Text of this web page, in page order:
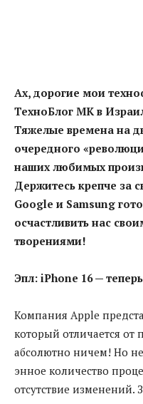
Ах, дорогие мои
ТехноБлог МК в
Тяжелые времена на
очередного
наших любимых
Держитесь крепче за
Google и Samsung
осчастливить нас
творениями!
Эпл: iPhone 16 —
Компания Apple
который отличается
абсолютно ничем! Но
энное количество
отсутствие изменений.